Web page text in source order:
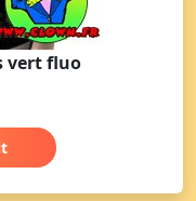
vert fluo